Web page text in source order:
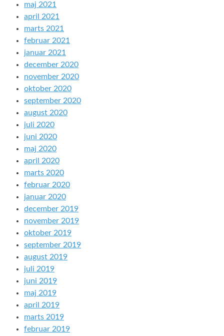
maj 2021
april 2021
marts 2021
februar 2021
januar 2021
december 2020
november 2020
oktober 2020
september 2020
august 2020
juli 2020
juni 2020
maj 2020
april 2020
marts 2020
februar 2020
januar 2020
december 2019
november 2019
oktober 2019
september 2019
august 2019
juli 2019
juni 2019
maj 2019
april 2019
marts 2019
februar 2019